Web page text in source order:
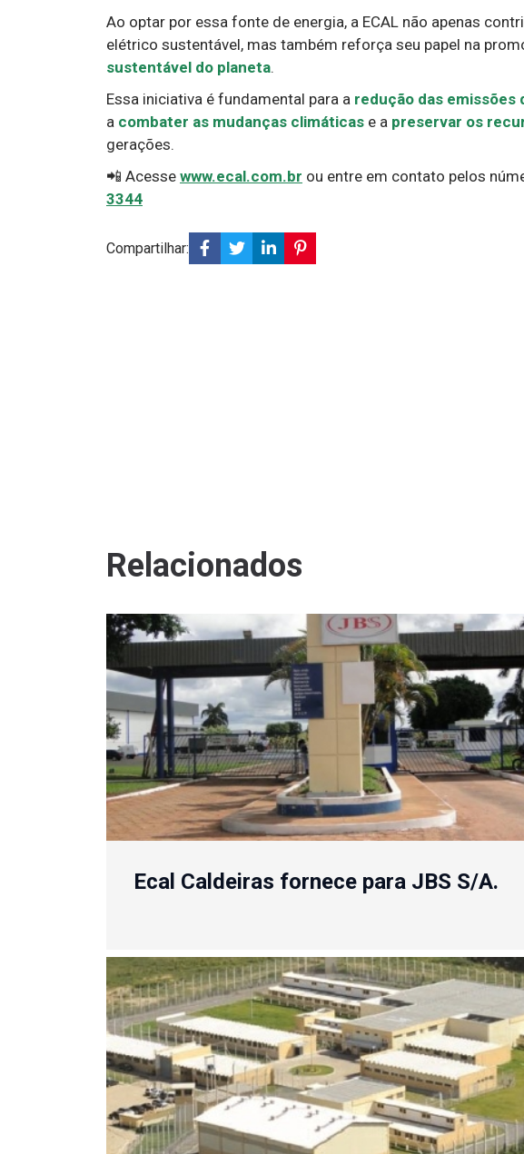
Ao optar por essa fonte de energia, a ECAL não apenas
elétrico sustentável, mas também reforça seu papel na
sustentável do planeta.
Essa iniciativa é fundamental para a redução das emissões
a combater as mudanças climáticas e a preservar os
gerações.
📲 Acesse www.ecal.com.br ou entre em contato pelos
3344
Compartilhar:
Relacionados
Ecal Caldeiras fornece para JBS S/A.